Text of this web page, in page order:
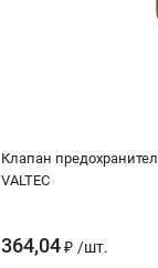
Клапан
VALTEC
364,04 ₽ /шт.